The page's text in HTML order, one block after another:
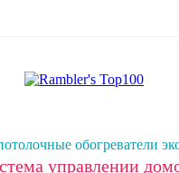
обогреватели
управлении